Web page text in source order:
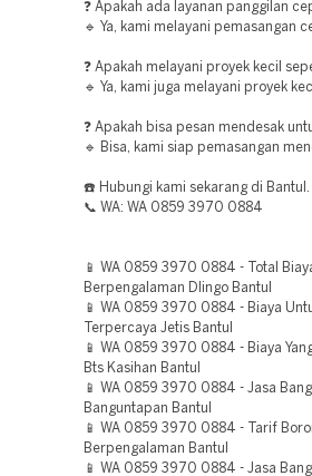
❓ Apakah ada layanan panggilan
🔹 Ya, kami melayani pemasangan
❓ Apakah melayani proyek kecil
🔹 Ya, kami juga melayani proyek
❓ Apakah bisa pesan mendesak
🔹 Bisa, kami siap pemasangan
☎️ Hubungi kami sekarang di Bantul.
📞 WA: WA 0859 3970 0884
📱 WA 0859 3970 0884 - Total
Berpengalaman Dlingo Bantul
📱 WA 0859 3970 0884 - Biaya
Terpercaya Jetis Bantul
📱 WA 0859 3970 0884 - Biaya
Bts Kasihan Bantul
📱 WA 0859 3970 0884 - Jasa
Banguntapan Bantul
📱 WA 0859 3970 0884 - Tarif
Berpengalaman Bantul
📱 WA 0859 3970 0884 - Jasa